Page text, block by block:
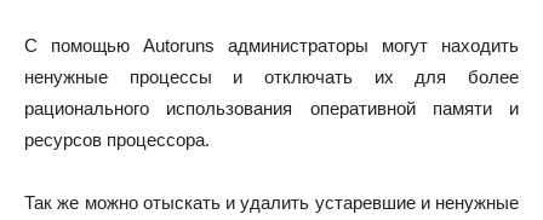
С помощью Autoruns администраторы могут находить
ненужные процессы и отключать их для более
рационального использования оперативной памяти и
ресурсов процессора.
Так же можно отыскать и удалить устаревшие и ненужные